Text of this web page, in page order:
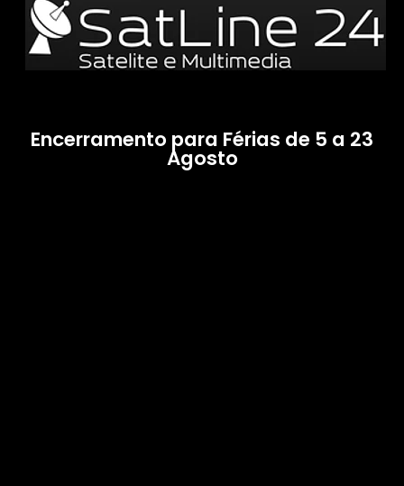
Encerramento para Férias de 5 a 23
Agosto